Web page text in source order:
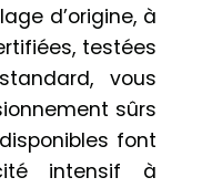
d’origine, à
testées
vous
sûrs
font
intensif à